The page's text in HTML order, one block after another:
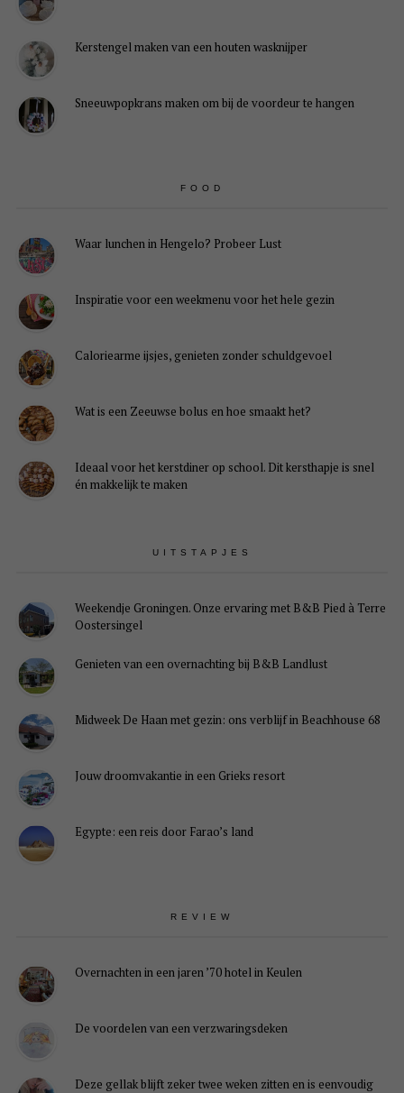
Kerstengel maken van een houten wasknijper
Sneeuwpopkrans maken om bij de voordeur te hangen
FOOD
Waar lunchen in Hengelo? Probeer Lust
Inspiratie voor een weekmenu voor het hele gezin
Caloriearme ijsjes, genieten zonder schuldgevoel
Wat is een Zeeuwse bolus en hoe smaakt het?
Ideaal voor het kerstdiner op school. Dit kersthapje is snel
én makkelijk te maken
UITSTAPJES
Weekendje Groningen. Onze ervaring met B&B Pied à Terre
Oostersingel
Genieten van een overnachting bij B&B Landlust
Midweek De Haan met gezin: ons verblijf in Beachhouse 68
Jouw droomvakantie in een Grieks resort
Egypte: een reis door Farao’s land
REVIEW
Overnachten in een jaren ’70 hotel in Keulen
De voordelen van een verzwaringsdeken
Deze gellak blijft zeker twee weken zitten en is eenvoudig